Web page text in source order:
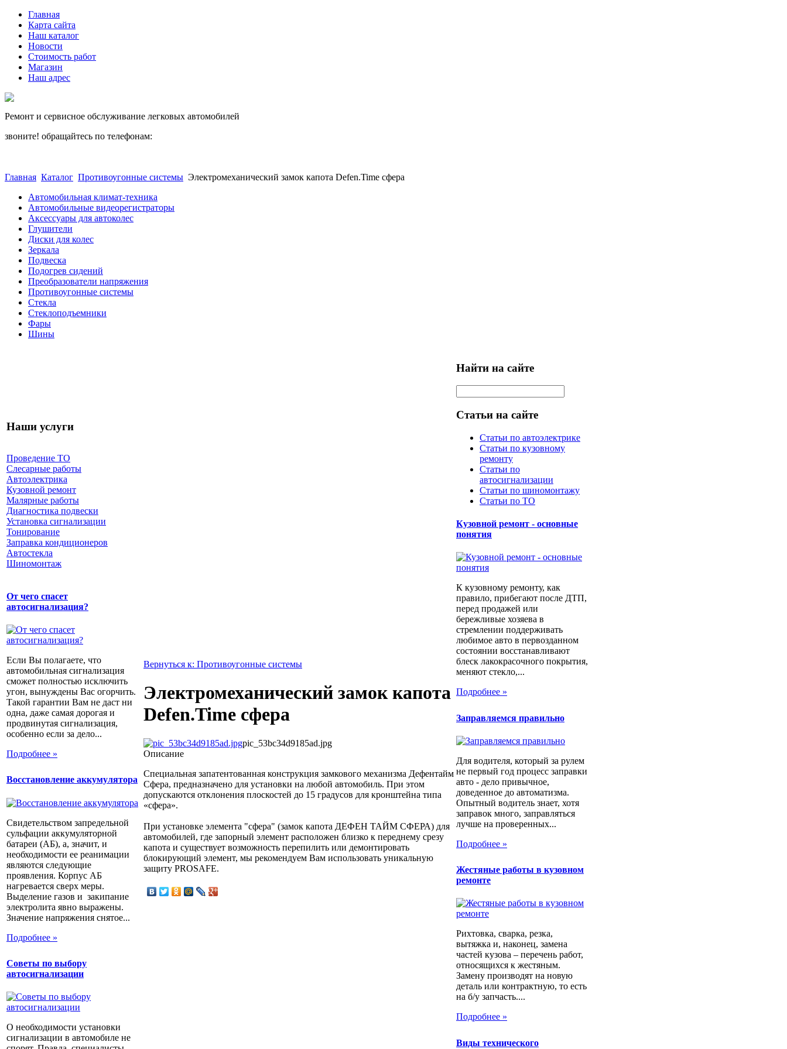
Главная
Карта сайта
Наш каталог
Новости
Стоимость работ
Магазин
Наш адрес
Ремонт и сервисное обслуживание легковых автомобилей
звоните! обращайтесь по телефонам:
Главная Каталог Противоугонные системы Электромеханический замок капота Defen.Time сфера
Автомобильная климат-техника
Автомобильные видеорегистраторы
Аксессуары для автоколес
Глушители
Диски для колес
Зеркала
Подвеска
Подогрев сидений
Преобразователи напряжения
Противоугонные системы
Стекла
Стеклоподъемники
Фары
Шины
Наши услуги
Проведение ТО
Слесарные работы
Автоэлектрика
Кузовной ремонт
Малярные работы
Диагностика подвески
Установка сигнализации
Тонирование
Заправка кондиционеров
Автостекла
Шиномонтаж
От чего спасет
автосигнализация?
Если Вы полагаете, что
автомобильная сигнализация
сможет полностью исключить
угон, вынуждены Вас огорчить.
Такой гарантии Вам не даст ни
одна, даже самая дорогая и
продвинутая сигнализация,
особенно если за дело...
Подробнее »
Восстановление аккумулятора
Свидетельством запредельной
сульфации аккумуляторной
батареи (АБ), а, значит, и
необходимости ее реанимации
являются следующие
проявления. Корпус АБ
нагревается сверх меры.
Выделение газов и закипание
электролита явно выражены.
Значение напряжения снятое...
Подробнее »
Советы по выбору
автосигнализации
О необходимости установки
сигнализации в автомобиле не
Вернуться к: Противоугонные системы
Электромеханический замок капота
Defen.Time сфера
pic_53bc34d9185ad.jpg
Описание
Специальная запатентованная конструкция замкового механизма Дефентайм
Сфера, предназначено для установки на любой автомобиль. При этом
допускаются отклонения плоскостей до 15 градусов для кронштейна типа
«сфера».
При установке элемента "сфера" (замок капота ДЕФЕН ТАЙМ СФЕРА) для
автомобилей, где запорный элемент расположен близко к переднему срезу
капота и существует возможность перепилить или демонтировать
блокирующий элемент, мы рекомендуем Вам использовать уникальную
защиту PROSAFE.
Найти на сайте
Статьи на сайте
Статьи по автоэлектрике
Статьи по кузовному
ремонту
Статьи по
автосигнализации
Статьи по шиномонтажу
Статьи по ТО
Кузовной ремонт - основные
понятия
К кузовному ремонту, как
правило, прибегают после ДТП,
перед продажей или
бережливые хозяева в
стремлении поддерживать
любимое авто в первозданном
состоянии восстанавливают
блеск лакокрасочного покрытия,
меняют стекло,...
Подробнее »
Заправляемся правильно
Для водителя, который за рулем
не первый год процесс заправки
авто - дело привычное,
доведенное до автоматизма.
Опытный водитель знает, хотя
заправок много, заправляться
лучше на проверенных...
Подробнее »
Жестяные работы в кузовном
ремонте
Рихтовка, сварка, резка,
вытяжка и, наконец, замена
частей кузова – перечень работ,
относящихся к жестяным.
Замену производят на новую
деталь или контрактную, то есть
на б/у запчасть....
Подробнее »
Виды технического